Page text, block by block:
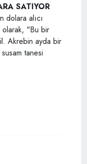
SATIYOR
dolara alıcı
olarak, "Bu bir
Akrebin ayda bir
tanesi